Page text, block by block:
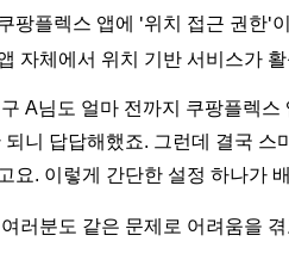
팡플렉스 앱에 '위치 접근 권한'
자체에서 위치 기반 서비스가
A님도 얼마 전까지 쿠팡플렉
되니 답답해했죠. 그런데 결국
요. 이렇게 간단한 설정 하나가
러분도 같은 문제로 어려움을